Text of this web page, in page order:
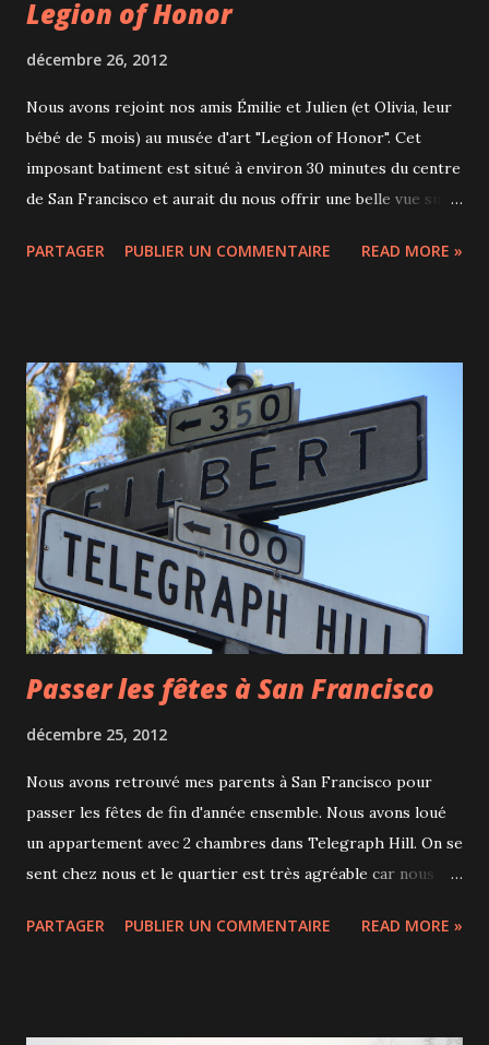
Legion of Honor
décembre 26, 2012
Nous avons rejoint nos amis Émilie et Julien (et Olivia, leur
bébé de 5 mois) au musée d'art "Legion of Honor". Cet
imposant batiment est situé à environ 30 minutes du centre
de San Francisco et aurait du nous offrir une belle vue sur
on trouve quelques perles comme des tableaux de Monet,
Noël.
PARTAGER PUBLIER UN COMMENTAIRE READ MORE »
Passer les fêtes à San Francisco
décembre 25, 2012
Nous avons retrouvé mes parents à San Francisco pour
passer les fêtes de fin d'année ensemble. Nous avons loué
un appartement avec 2 chambres dans Telegraph Hill. On se
sent chez nous et le quartier est très agréable car nous
italiens. Nous avons passé notre première matinée à nous
PARTAGER PUBLIER UN COMMENTAIRE READ MORE »